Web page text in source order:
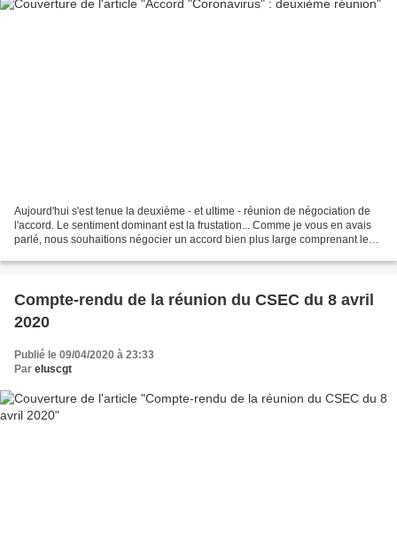
Aujourd'hui s'est tenue la deuxième - et ultime - réunion de négociation de
l'accord. Le sentiment dominant est la frustation... Comme je vous en avais
parlé, nous souhaitions négocier un accord bien plus large comprenant le
Compte-rendu de la réunion du CSEC du 8 avril
2020
Publié le 09/04/2020 à 23:33
Par eluscgt